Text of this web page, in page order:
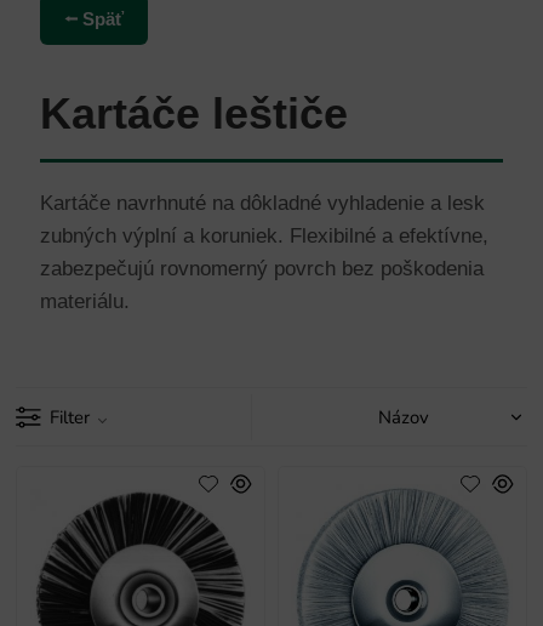
⭠ Späť
Kartáče leštiče
Kartáče navrhnuté na dôkladné vyhladenie a lesk
zubných výplní a koruniek. Flexibilné a efektívne,
zabezpečujú rovnomerný povrch bez poškodenia
materiálu.
Filter